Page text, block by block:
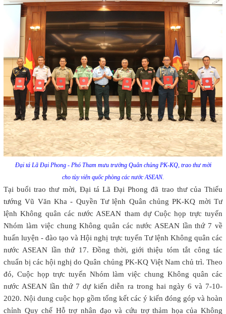
Đại tá Lã Đại Phong - Phó Tham mưu trưởng Quân chủng PK-KQ, trao thư mời
cho tùy viên quốc phòng các nước ASEAN.
Tại buổi trao thư mời, Đại tá Lã Đại Phong đã trao thư của Thiếu
tướng Vũ Văn Kha - Quyền Tư lệnh Quân chủng PK-KQ mời Tư
lệnh Không quân các nước ASEAN tham dự Cuộc họp trực tuyến
Nhóm làm việc chung Không quân các nước ASEAN lần thứ 7 về
huấn luyện - đào tạo và Hội nghị trực tuyến Tư lệnh Không quân các
nước ASEAN lần thứ 17. Đồng thời, giới thiệu tóm tắt công tác
chuẩn bị các hội nghị do Quân chủng PK-KQ Việt Nam chủ trì. Theo
đó, Cuộc họp trực tuyến Nhóm làm việc chung Không quân các
nước ASEAN lần thứ 7 dự kiến diễn ra trong hai ngày 6 và 7-10-
2020. Nội dung cuộc họp gồm tổng kết các ý kiến đóng góp và hoàn
chỉnh Quy chế Hỗ trợ nhân đạo và cứu trợ thảm họa của Không